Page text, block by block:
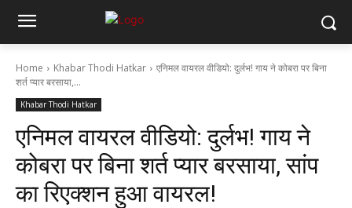
Home Khabar Thodi Hatkar
एनिमल वायरल वीडियो: दुर्लभ! गाय ने कोबरा पर बिना
शर्त प्यार बरसाया,...
Khabar Thodi Hatkar
एनिमल वायरल वीडियो: दुर्लभ! गाय ने
कोबरा पर बिना शर्त प्यार बरसाया, सांप
का रिएक्शन हुआ वायरल!